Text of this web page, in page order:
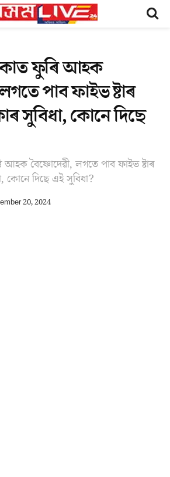
ফুৰি আহক
পাব ফাইভ ষ্টাৰ
সুবিধা, কোনে দিছে
আহক বৈষ্ণোদেৱী, লগতে পাব ফাইভ ষ্টাৰ
কোনে দিছে এই সুবিধা?
20, 2024